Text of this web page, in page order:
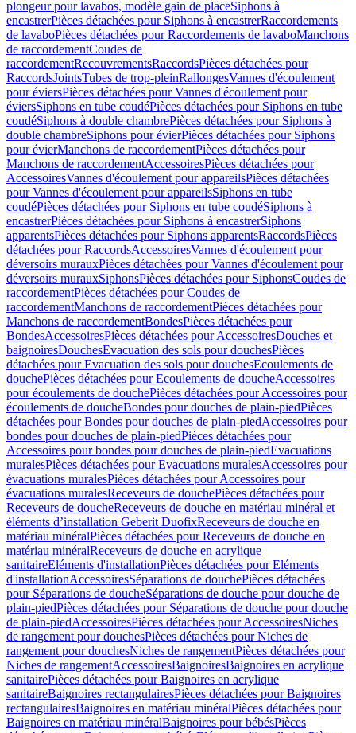
plongeur pour lavabos, modèle gain de placeSiphons à
encastrerPièces détachées pour Siphons à encastrerRaccordements
de lavaboPièces détachées pour Raccordements de lavaboManchons
de raccordementCoudes de
raccordementRecouvrementsRaccordsPièces détachées pour
RaccordsJointsTubes de trop-pleinRallongesVannes d'écoulement
pour éviersPièces détachées pour Vannes d'écoulement pour
éviersSiphons en tube coudéPièces détachées pour Siphons en tube
coudéSiphons à double chambrePièces détachées pour Siphons à
double chambreSiphons pour évierPièces détachées pour Siphons
pour évierManchons de raccordementPièces détachées pour
Manchons de raccordementAccessoiresPièces détachées pour
AccessoiresVannes d'écoulement pour appareilsPièces détachées
pour Vannes d'écoulement pour appareilsSiphons en tube
coudéPièces détachées pour Siphons en tube coudéSiphons à
encastrerPièces détachées pour Siphons à encastrerSiphons
apparentsPièces détachées pour Siphons apparentsRaccordsPièces
détachées pour RaccordsAccessoiresVannes d'écoulement pour
déversoirs murauxPièces détachées pour Vannes d'écoulement pour
déversoirs murauxSiphonsPièces détachées pour SiphonsCoudes de
raccordementPièces détachées pour Coudes de
raccordementManchons de raccordementPièces détachées pour
Manchons de raccordementBondesPièces détachées pour
BondesAccessoiresPièces détachées pour AccessoiresDouches et
baignoiresDouchesEvacuation des sols pour douchesPièces
détachées pour Evacuation des sols pour douchesEcoulements de
douchePièces détachées pour Ecoulements de doucheAccessoires
pour écoulements de douchePièces détachées pour Accessoires pour
écoulements de doucheBondes pour douches de plain-piedPièces
détachées pour Bondes pour douches de plain-piedAccessoires pour
bondes pour douches de plain-piedPièces détachées pour
Accessoires pour bondes pour douches de plain-piedEvacuations
muralesPièces détachées pour Evacuations muralesAccessoires pour
évacuations muralesPièces détachées pour Accessoires pour
évacuations muralesReceveurs de douchePièces détachées pour
Receveurs de doucheReceveurs de douche en matériau minéral et
éléments d’installation Geberit DuofixReceveurs de douche en
matériau minéralPièces détachées pour Receveurs de douche en
matériau minéralReceveurs de douche en acrylique
sanitaireEléments d'installationPièces détachées pour Eléments
d'installationAccessoiresSéparations de douchePièces détachées
pour Séparations de doucheSéparations de douche pour douche de
plain-piedPièces détachées pour Séparations de douche pour douche
de plain-piedAccessoiresPièces détachées pour AccessoiresNiches
de rangement pour douchesPièces détachées pour Niches de
rangement pour douchesNiches de rangementPièces détachées pour
Niches de rangementAccessoiresBaignoiresBaignoires en acrylique
sanitairePièces détachées pour Baignoires en acrylique
sanitaireBaignoires rectangulairesPièces détachées pour Baignoires
rectangulairesBaignoires en matériau minéralPièces détachées pour
Baignoires en matériau minéralBaignoires pour bébésPièces